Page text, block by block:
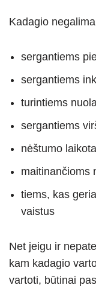
Kadagio
sergantiems
sergantiems
turintiems
sergantiems
nėštumo
maitinančioms
tiems, kas
vaistus
Net jeigu ir
kam kadagio
vartoti, būtinai